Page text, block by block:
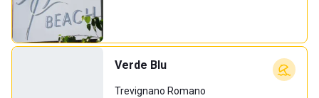
Verde Blu
Trevignano Romano